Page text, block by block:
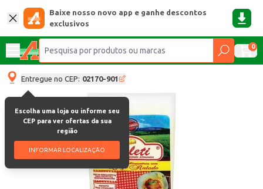
Baixe nosso novo app e ganhe descontos
exclusivos
0
Entregue no CEP: 02170-901
Escolha uma loja ou informe seu
CEP para ver ofertas da sua
região
INFORMAR LOCALIZAÇÃO